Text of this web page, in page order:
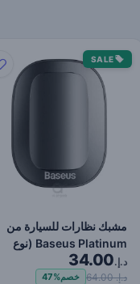
SALE
مشبك نظارات للسيارة من
Baseus Platinum (نوع
لصق) أسود
د.إ.34.00
د.إ. 64.00 خصم47%